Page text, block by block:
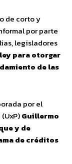
de corto y
por parte
legisladores
para otorgar
de las
por el
Guillermo
y de
de créditos